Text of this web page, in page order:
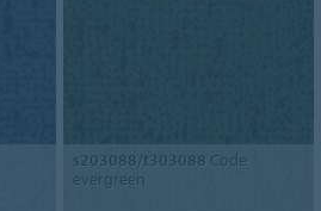
s203088/t303088 Code
evergreen